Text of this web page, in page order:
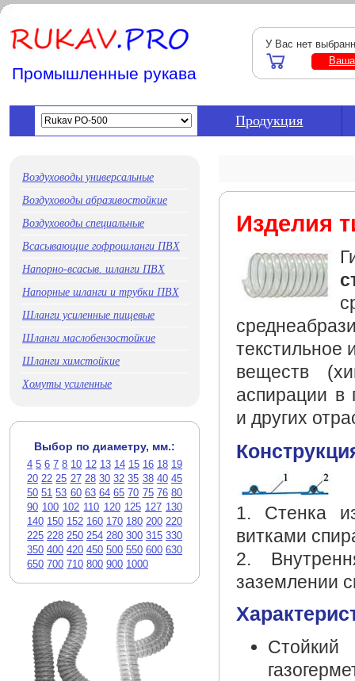
Промышленные рукава
У Вас нет
Продукция
Воздуховоды универсальные
Воздуховоды абразивостойкие
Воздуховоды специальные
Всасывающие гофрошланги ПВХ
Напорно-всасыв. шланги ПВХ
Напорные шланги и трубки ПВХ
Шланги усиленные пищевые
Шланги маслобензостойкие
Шланги химстойкие
Хомуты усиленные
Выбор по диаметру, мм.:
4 5 6 7 8 10 12 13 14 15 16 18 19
20 22 25 27 28 30 32 35 38 40 45
50 51 53 60 63 64 65 70 75 76 80
90 100 102 110 120 125 127 130
140 150 152 160 170 180 200 220
225 228 250 254 280 300 315 330
350 400 420 450 500 550 600 630
650 700 710 800 900 1000
Изделия
текстильное
веществ
аспирации в
и других
1. Стенка
витками
2.
заземлении